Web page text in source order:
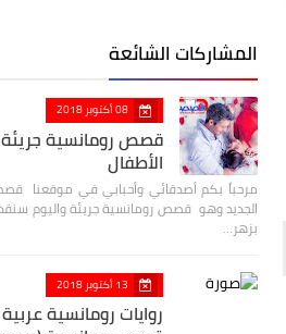
المشاركات الشائعة
08 أكتوبر 2018
قصص رومانسية
الأطفال
الجديد وهو قصص رومانسية جريئة واليوم
بزهر…
13 أكتوبر 2018
روايات رومانسية